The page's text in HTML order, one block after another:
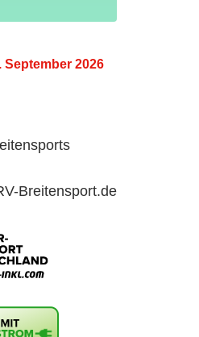
September 2026
Breitensport.de